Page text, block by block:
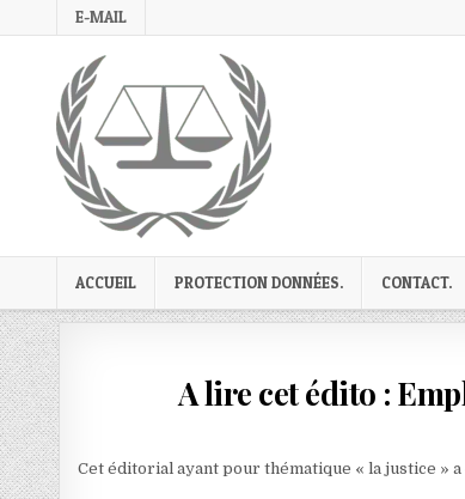
to
E-MAIL
ACCUEIL PROTECTION DONNÉES. CONTACT.
A lire cet édito :
Cet éditorial ayant pour thématique « la justice »